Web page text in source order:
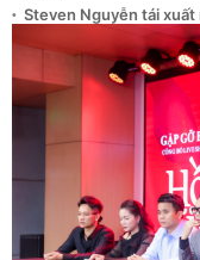
Steven Nguyễn tái xuất